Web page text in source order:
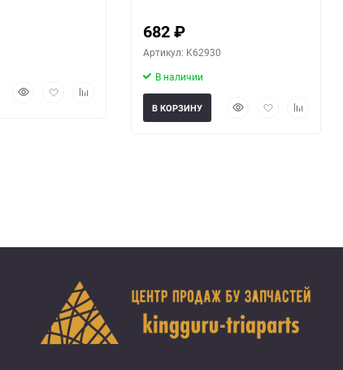
БыстрыйДобавитьДобавить
682₽
Артикул: K62930
В наличии
БыстрыйДобавитьДобавить
В КОРЗИНУ